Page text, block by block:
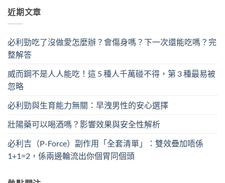
近期文章
必利勁吃了沒做愛怎麼辦？會傷身嗎？下一次還能吃嗎？完
整解答
威而鋼不是人人能吃！這 5 種人千萬碰不得，第 3 種最易被
忽略
必利勁與生育能力無關：早洩男性的安心選擇
壯陽藥可以喝酒嗎？影響效果與安全性解析
必利吉（P-Force）副作用「全套清單」：雙效疊加唔係
1+1=2，係兩邊輪流出你個胃同個頭